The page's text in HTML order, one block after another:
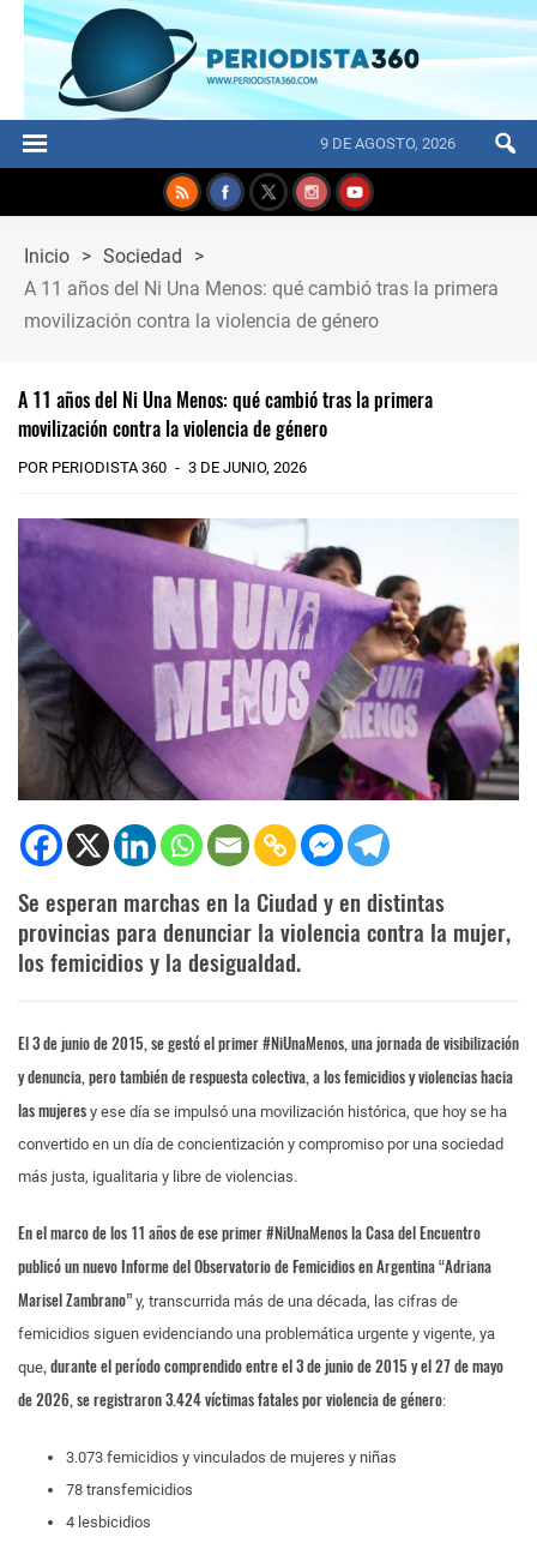
9 DE AGOSTO, 2026
Inicio > Sociedad
>
A 11 años del Ni Una Menos: qué cambió tras la primera
movilización contra la violencia de género
A 11 años del Ni Una Menos: qué cambió tras la primera
movilización contra la violencia de género
POR PERIODISTA 360 3 DE JUNIO, 2026
Se esperan marchas en la Ciudad y en distintas
provincias para denunciar la violencia contra la mujer,
los femicidios y la desigualdad.
El 3 de junio de 2015, se gestó el primer#NiUnaMenos, una jornada de visibilización
y denuncia, pero también de respuesta colectiva, a los femicidios y violencias hacia
las mujeres y ese día se impulsó una movilización histórica, que hoy se ha
convertido en un día de concientización y compromiso por una sociedad
más justa, igualitaria y libre de violencias.
En el marco de los 11 años de ese primer #NiUnaMenos la Casa del Encuentro
publicó un nuevo Informe del Observatorio de Femicidios en Argentina “Adriana
Marisel Zambrano” y, transcurrida más de una década, las cifras de
femicidios siguen evidenciando una problemática urgente y vigente, ya
que, durante el período comprendido entre el 3 de junio de 2015 y el 27 de mayo
de 2026, se registraron 3.424 víctimas fatales por violencia de género:
3.073 femicidios y vinculados de mujeres y niñas
78 transfemicidios
4 lesbicidios